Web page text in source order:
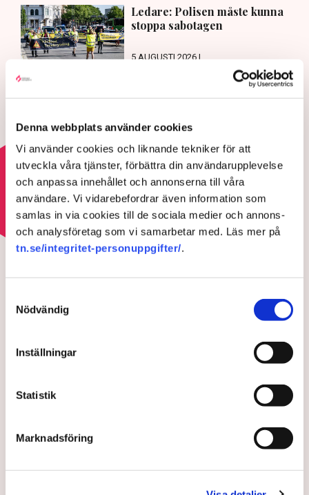
Denna webbplats använder cookies
Vi använder cookies och liknande tekniker för att
utveckla våra tjänster, förbättra din användarupplevelse
och anpassa innehållet och annonserna till våra
användare. Vi vidarebefordrar även information som
samlas in via cookies till de sociala medier och annons-
och analysföretag som vi samarbetar med. Läs mer på
tn.se/integritet-personuppgifter/.
Nödvändig
Inställningar
Statistik
Marknadsföring
Ledare: Polisen måste kunna
stoppa sabotagen
5 AUGUSTI 2026 |
Aktivisterna klättrar upp på
avvisa dem: ”Upptrappning på
3 AUGUSTI 2026 |
Läs mer om hoten mot äganderätten
HOTEN MOT ÄGANDERÄTTEN
maskiner – polisen kan inte
avvisa dem: ”Upptrappning